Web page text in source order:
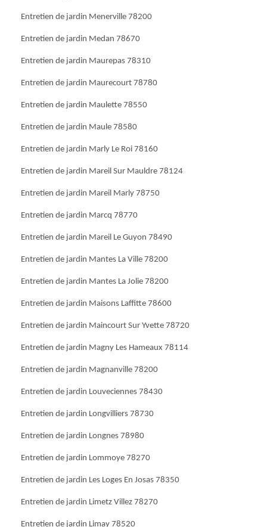
Entretien de jardin Menerville 78200
Entretien de jardin Medan 78670
Entretien de jardin Maurepas 78310
Entretien de jardin Maurecourt 78780
Entretien de jardin Maulette 78550
Entretien de jardin Maule 78580
Entretien de jardin Marly Le Roi 78160
Entretien de jardin Mareil Sur Mauldre 78124
Entretien de jardin Mareil Marly 78750
Entretien de jardin Marcq 78770
Entretien de jardin Mareil Le Guyon 78490
Entretien de jardin Mantes La Ville 78200
Entretien de jardin Mantes La Jolie 78200
Entretien de jardin Maisons Laffitte 78600
Entretien de jardin Maincourt Sur Yvette 78720
Entretien de jardin Magny Les Hameaux 78114
Entretien de jardin Magnanville 78200
Entretien de jardin Louveciennes 78430
Entretien de jardin Longvilliers 78730
Entretien de jardin Longnes 78980
Entretien de jardin Lommoye 78270
Entretien de jardin Les Loges En Josas 78350
Entretien de jardin Limetz Villez 78270
Entretien de jardin Limay 78520